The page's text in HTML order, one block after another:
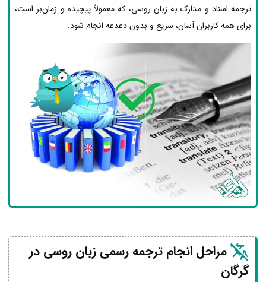
ترجمه اسناد و مدارک به زبان روسی، که معمولاً پیچیده و زمان‌بر است،
برای همه کاربران آسان، سریع و بدون دغدغه انجام شود.
مراحل انجام ترجمه رسمی زبان روسی در
گرگان